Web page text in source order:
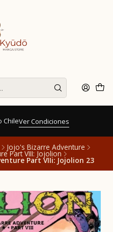
ChileVer Condiciones
Jojo's Bizarre Adventure
Part VIII: Jojolion
Part VIIi: Jojolion 23